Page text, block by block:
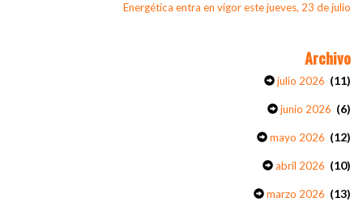
Energética entra en vigor este jueves, 23 de julio
Archivo
julio 2026 (11)
junio 2026 (6)
mayo 2026 (12)
abril 2026 (10)
marzo 2026 (13)